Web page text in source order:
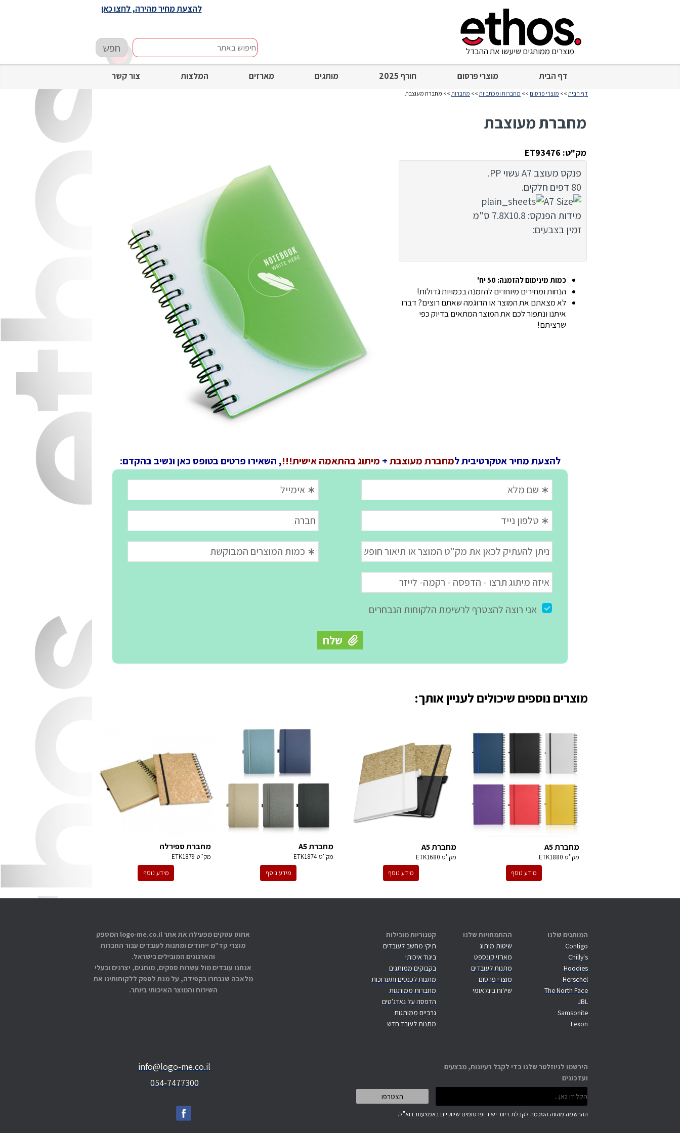
דף הבית מוצרי פרסום חורף 2025 מותגים מארזים המלצות צור קשר
חיפוש
באתר
חפש מוצרים ממותגים שיעשו את ההבדל
להצעת מחיר מהירה, לחצו כאן
דף הבית >> מוצרי פרסום >> מחברות ומכתביות >> מחברות >> מחברת מעוצבת
מחברת מעוצבת
מק"ט: ET93476
פנקס מעוצב A7 עשוי PP.
80 דפים חלקים.
מידות הפנקס: 7.8X10.8 ס"מ
זמין בצבעים:
כמות מינימום להזמנה: 50 יח'
הנחות ומחירים מיוחדים להזמנה בכמויות גדולות!
לא מצאתם את המוצר או הדוגמה שאתם רוצים? דברו
איתנו ונתפור לכם את המוצר המתאים בדיוק כפי
שרציתם!
להצעת מחיר אטקרטיבית למחברת מעוצבת+ מיתוג בהתאמה אישית!!!, השאירו פרטים בטופס כאן ונשיב בהקדם:
מוצרים נוספים שיכולים לעניין אותך:
מחברת A5
מק''ט ETK1880
מידע נוסף
מחברת A5
מק''ט ETK1680
מידע נוסף
מחברת A5
מק''טETK1874
מידע נוסף
מחברת ספירלה
מק''ט ETK1879
מידע נוסף
המותגים שלנו
Contigo
Chilly's
Hoodies
Herschel
The North Face
JBL
Samsonite
Lexon
ההתמחויות שלנו
שיטות מיתוג
מארזי קונספט
מתנות לעובדים
מוצרי פרסום
שילוח בינלאומי
קטגוריות מובילות
תיקי מחשב לעובדים
ביגוד איכותי
בקבוקים ממותגים
מתנות לכנסים ותערוכות
מחברות ממותגות
הדפסה על גאדג'טים
גרביים ממותגות
מתנות לעובד חדש
אתוס עסקים מפעילה את אתר logo-me.co.il המספק
מוצרי קד"מ ייחודים ומתנות לעובדים עבור החברות
והארגונים המובילים בישראל.
אנחנו עובדים מול עשרות ספקים, מותגים, יצרנים ובעלי
מלאכה שנבחרו בקפידה, על מנת לספק ללקוחותינו את
השירות והמוצר האיכותי ביותר.
הירשמו לניוזלטר שלנו כדי לקבל רעיונות, מבצעים
ועדכונים
info@logo-me.co.il
054-7477300
ההרשמה מהווה הסכמה לקבלת דיוור ישיר ופרסומים שיווקיים באמצעות דוא"ל.